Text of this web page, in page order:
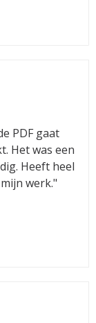
PDF gaat
Het was een
Heeft heel
werk."